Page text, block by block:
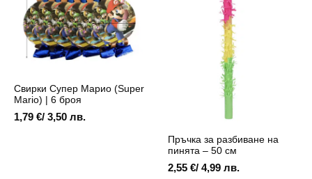
Свирки Супер Марио (Super
Mario) | 6 броя
1,79 €/ 3,50 лв.
Пръчка за разбиване на
пинята – 50 см
2,55 €/ 4,99 лв.